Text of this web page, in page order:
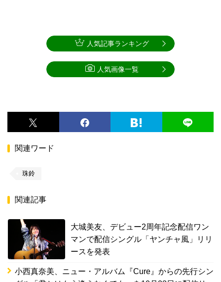
関連ワード
珠鈴
関連記事
大城美友、デビュー2周年記念配信ワン
マンで配信シングル「ヤンチャ風」リリ
ースを発表
小西真奈美、ニュー・アルバム『Cure』からの先行シン
人気記事ランキング
人気画像一覧